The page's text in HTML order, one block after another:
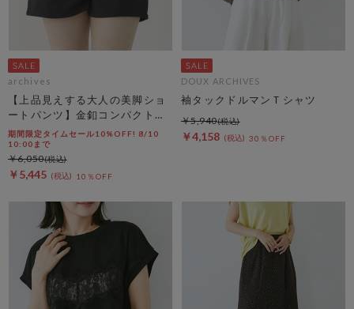
archives
【上品見えする大人の美脚ショ
ートパンツ】金釦コンパクトシ
ョートパンツ
期間限定タイムセール10%OFF! 8/10
10:00まで
￥5,445 10％OFF
￥6,050
DOUX ARCHIVES
袖タックドルマンＴシャツ
￥4,158 30％OFF
￥5,940